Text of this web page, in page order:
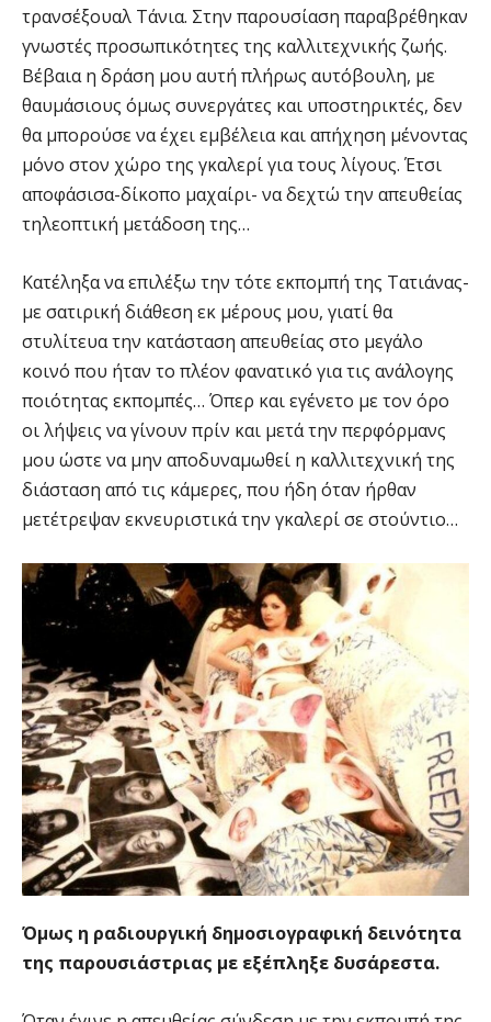
τρανσέξουαλ Τάνια. Στην παρουσίαση παραβρέθηκαν
γνωστές προσωπικότητες της καλλιτεχνικής ζωής.
Βέβαια η δράση μου αυτή πλήρως αυτόβουλη, με
θαυμάσιους όμως συνεργάτες και υποστηρικτές, δεν
θα μπορούσε να έχει εμβέλεια και απήχηση μένοντας
μόνο στον χώρο της γκαλερί για τους λίγους. Έτσι
αποφάσισα-δίκοπο μαχαίρι- να δεχτώ την απευθείας
τηλεοπτική μετάδοση της…
Κατέληξα να επιλέξω την τότε εκπομπή της Τατιάνας-
με σατιρική διάθεση εκ μέρους μου, γιατί θα
στυλίτευα την κατάσταση απευθείας στο μεγάλο
κοινό που ήταν το πλέον φανατικό για τις ανάλογης
ποιότητας εκπομπές… Όπερ και εγένετο με τον όρο
οι λήψεις να γίνουν πρίν και μετά την περφόρμανς
μου ώστε να μην αποδυναμωθεί η καλλιτεχνική της
διάσταση από τις κάμερες, που ήδη όταν ήρθαν
μετέτρεψαν εκνευριστικά την γκαλερί σε στούντιο…
Όμως η ραδιουργική δημοσιογραφική δεινότητα
της παρουσιάστριας με εξέπληξε δυσάρεστα.